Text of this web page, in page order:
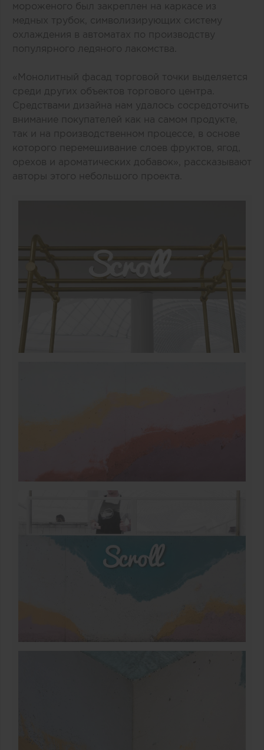
мороженого был закреплен на каркасе из
медных трубок, символизирующих систему
охлаждения в автоматах по производству
популярного ледяного лакомства.
«Монолитный фасад торговой точки выделяется
среди других объектов торгового центра.
Средствами дизайна нам удалось сосредоточить
внимание покупателей как на самом продукте,
так и на производственном процессе, в основе
которого перемешивание слоев фруктов, ягод,
орехов и ароматических добавок», рассказывают
авторы этого небольшого проекта.